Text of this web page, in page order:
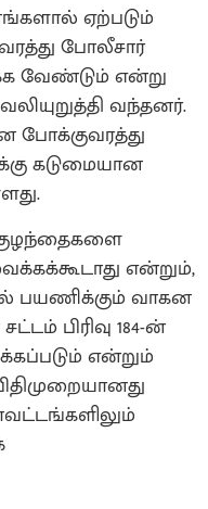
ஏற்படும்
போலீசார்
வேண்டும் என்று
வந்தனர்.
கடுமையான
என்றும்,
பயணிக்கும் வாகன
பிரிவு 184-ன்
என்றும்